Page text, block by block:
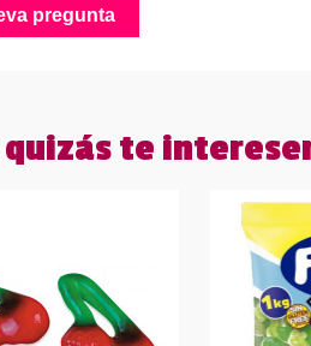
pregunta
te